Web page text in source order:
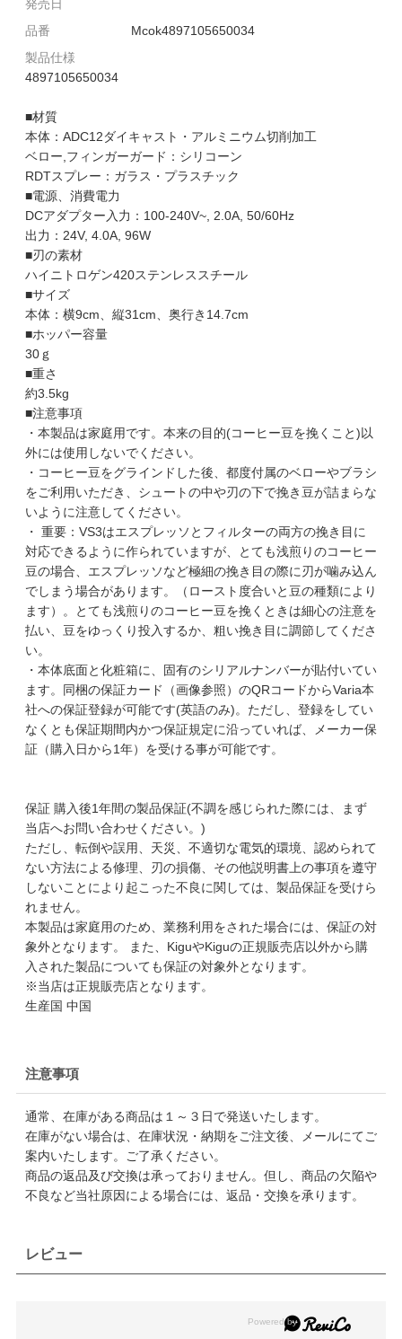
発売日
品番
Mcok4897105650034
製品仕様
4897105650034
■材質
本体：ADC12ダイキャスト・アルミニウム切削加工
ベロー,フィンガーガード：シリコーン
RDTスプレー：ガラス・プラスチック
■電源、消費電力
DCアダプター入力：100-240V~, 2.0A, 50/60Hz
出力：24V, 4.0A, 96W
■刃の素材
ハイニトロゲン420ステンレススチール
■サイズ
本体：横9cm、縦31cm、奥行き14.7cm
■ホッパー容量
30ｇ
■重さ
約3.5kg
■注意事項
・本製品は家庭用です。本来の目的(コーヒー豆を挽くこと)以
外には使用しないでください。
・コーヒー豆をグラインドした後、都度付属のベローやブラシ
をご利用いただき、シュートの中や刃の下で挽き豆が詰まらな
いように注意してください。
・ 重要：VS3はエスプレッソとフィルターの両方の挽き目に
対応できるように作られていますが、とても浅煎りのコーヒー
豆の場合、エスプレッソなど極細の挽き目の際に刃が噛み込ん
でしまう場合があります。（ロースト度合いと豆の種類により
ます）。とても浅煎りのコーヒー豆を挽くときは細心の注意を
払い、豆をゆっくり投入するか、粗い挽き目に調節してくださ
い。
・本体底面と化粧箱に、固有のシリアルナンバーが貼付いてい
ます。同梱の保証カード（画像参照）のQRコードからVaria本
社への保証登録が可能です(英語のみ)。ただし、登録をしてい
なくとも保証期間内かつ保証規定に沿っていれば、メーカー保
証（購入日から1年）を受ける事が可能です。
保証 購入後1年間の製品保証(不調を感じられた際には、まず
当店へお問い合わせください。)
ただし、転倒や誤用、天災、不適切な電気的環境、認められて
ない方法による修理、刃の損傷、その他説明書上の事項を遵守
しないことにより起こった不良に関しては、製品保証を受けら
れません。
本製品は家庭用のため、業務利用をされた場合には、保証の対
象外となります。 また、KiguやKiguの正規販売店以外から購
入された製品についても保証の対象外となります。
※当店は正規販売店となります。
生産国 中国
注意事項
通常、在庫がある商品は１～３日で発送いたします。
在庫がない場合は、在庫状況・納期をご注文後、メールにてご
案内いたします。ご了承ください。
商品の返品及び交換は承っておりません。但し、商品の欠陥や
不良など当社原因による場合には、返品・交換を承ります。
レビュー